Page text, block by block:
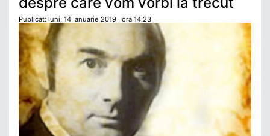
Publicat: luni, 14 Ianuarie 2019 , ora 14.23